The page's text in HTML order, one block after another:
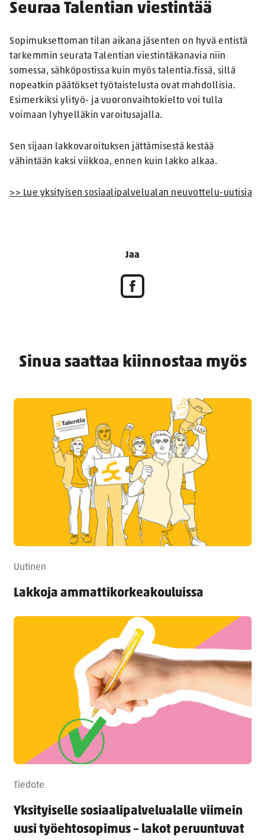
Seuraa Talentian viestintää
Sopimuksettoman tilan aikana jäsenten on hyvä entistä
tarkemmin seurata Talentian viestintäkanavia niin
somessa, sähköpostissa kuin myös talentia.fissä, sillä
nopeatkin päätökset työtaistelusta ovat mahdollisia.
Esimerkiksi ylityö- ja vuoronvaihtokielto voi tulla
voimaan lyhyelläkin varoitusajalla.
Sen sijaan lakkovaroituksen jättämisestä kestää
vähintään kaksi viikkoa, ennen kuin lakko alkaa.
>> Lue yksityisen sosiaalipalvelualan neuvottelu-uutisia
Jaa
Sinua saattaa kiinnostaa myös
Uutinen
Lakkoja ammattikorkeakouluissa
Tiedote
Yksityiselle sosiaalipalvelualalle viimein
uusi työehtosopimus – lakot peruuntuvat